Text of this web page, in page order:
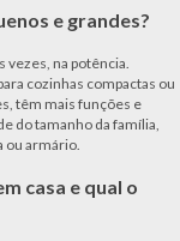
e grandes?
vezes, na potência.
cozinhas compactas ou
têm mais funções e
do tamanho da família,
ou armário.
casa e qual o